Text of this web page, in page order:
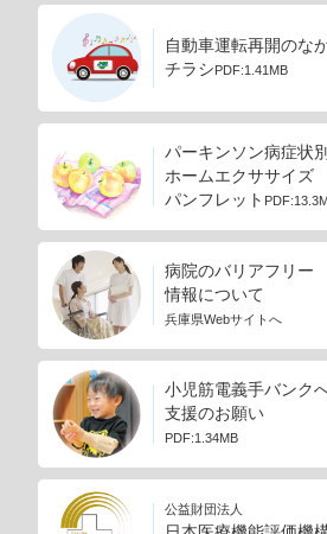
自動車運転再開のな
チラシPDF:1.41MB
パーキンソン病症状別
ホームエクササイズ
パンフレット
病院のバリアフリー
情報について
兵庫県Webサイトへ
小児筋電義手バンク
支援のお願い
PDF:1.34MB
公益財団法人